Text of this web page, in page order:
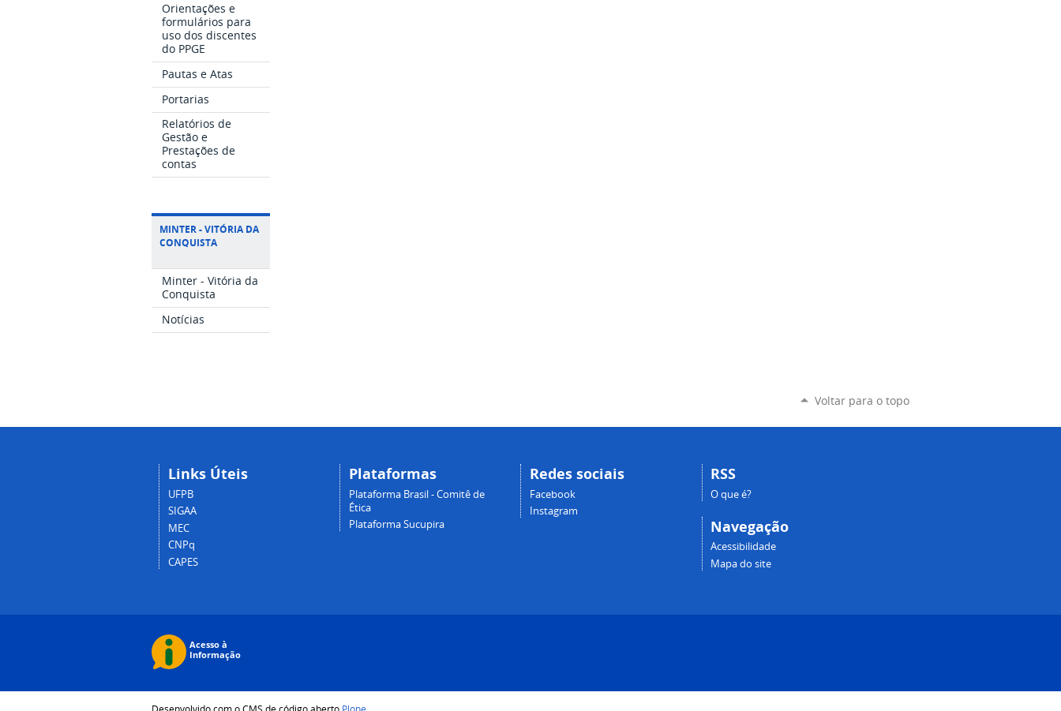
Orientações e
formulários para
uso dos discentes
do PPGE
Pautas e Atas
Portarias
Relatórios de
Gestão e
Prestações de
contas
MINTER - VITÓRIA DA
CONQUISTA
Minter - Vitória da
Conquista
Notícias
Voltar para o topo
Links Úteis
UFPB
SIGAA
MEC
CNPq
CAPES
Plataformas
Plataforma Brasil - Comitê de
Ética
Plataforma Sucupira
Redes sociais
Facebook
Instagram
RSS
O que é?
Navegação
Acessibilidade
Mapa do site
Desenvolvido com o CMS de código aberto Plone